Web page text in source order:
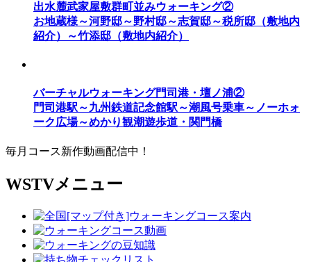
出水麓武家屋敷群町並みウォーキング②
お地蔵様～河野邸～野村邸～志賀邸～税所邸（敷地内
紹介）～竹添邸（敷地内紹介）
バーチャルウォーキング門司港・壇ノ浦②
門司港駅～九州鉄道記念館駅～潮風号乗車～ノーホォ
ーク広場～めかり観潮遊歩道・関門橋
毎月コース新作動画配信中！
WSTVメニュー